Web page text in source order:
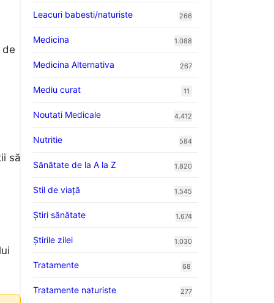
de
să
Leacuri babesti/naturiste 266
Medicina 1.088
Medicina Alternativa 267
Mediu curat 11
Noutati Medicale 4.412
Nutritie 584
Sănătate de la A la Z 1.820
Stil de viaţă 1.545
Ştiri sănătate 1.674
Știrile zilei 1.030
Tratamente 68
Tratamente naturiste 277